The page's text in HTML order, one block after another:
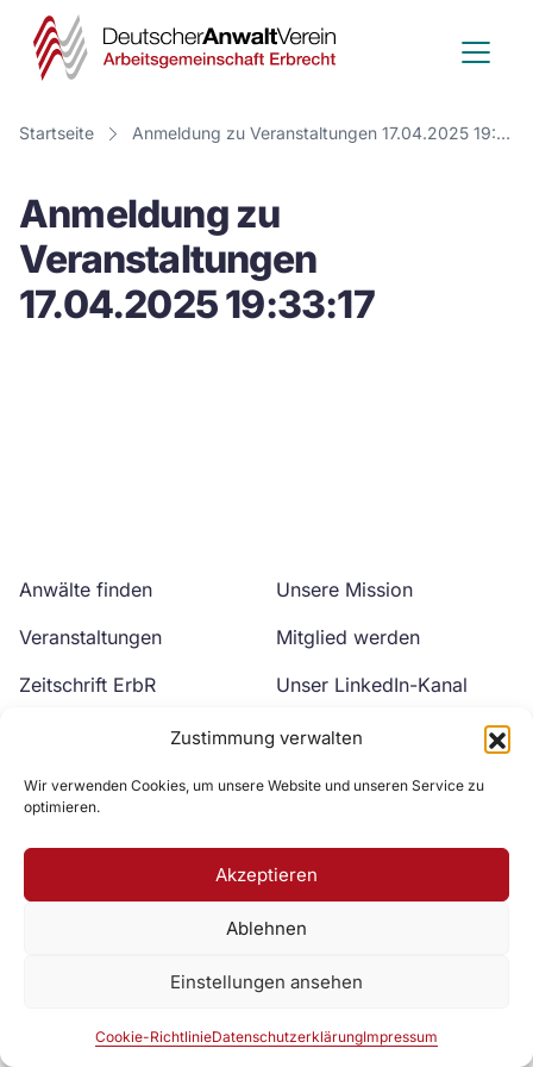
Zustimmung verwalten
Wir verwenden Cookies, um unsere Website und unseren Service zu
optimieren.
Akzeptieren
Ablehnen
Einstellungen ansehen
Cookie-RichtlinieDatenschutzerklärungImpressum
Deutscher
Anwalt
Verein
Startseite Anmeldung zu Veranstaltungen 17.04.2025 19:33:17
Anmeldung zu
Veranstaltungen
17.04.2025 19:33:17
Anwälte finden
Veranstaltungen
Zeitschrift ErbR
Unsere Mission
Mitglied werden
Unser LinkedIn-Kanal
Unser YouTube-Kanal
Zur DAV Webseite